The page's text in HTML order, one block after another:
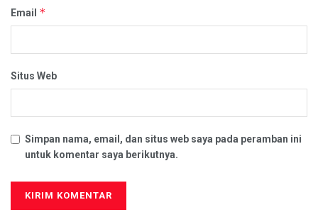
Email *
Situs Web
Simpan nama, email, dan situs web saya pada peramban ini
untuk komentar saya berikutnya.